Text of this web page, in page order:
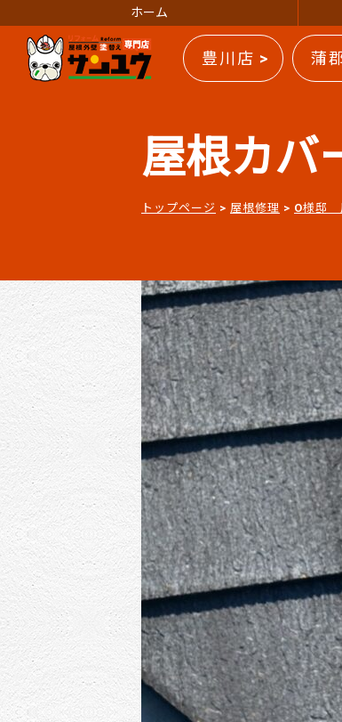
ホーム
豊川店 > 蒲
屋根カバ
トップページ > 屋根修理 > O様邸